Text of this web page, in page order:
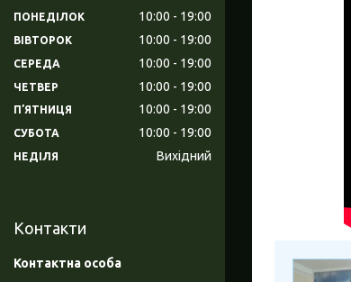
ПОНЕДІЛОК 10:00 19:00
ВІВТОРОК 10:00 19:00
СЕРЕДА 10:00 19:00
ЧЕТВЕР 10:00 19:00
ПʼЯТНИЦЯ 10:00 19:00
СУБОТА 10:00 19:00
НЕДІЛЯ Вихідний
Контакти